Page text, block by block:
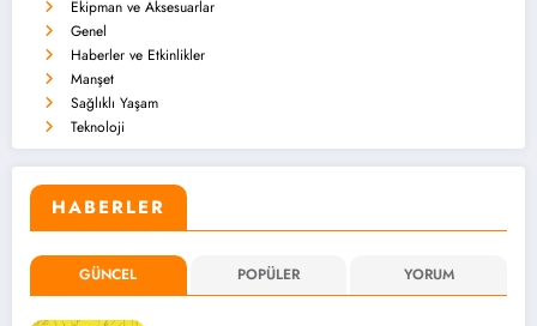
Ekipman ve Aksesuarlar
Genel
Haberler ve Etkinlikler
Manşet
Sağlıklı Yaşam
Teknoloji
HABERLER
GÜNCEL POPÜLER YORUM